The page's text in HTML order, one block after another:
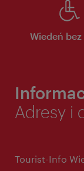
Wiedeń
Adresy i
Tourist-Info